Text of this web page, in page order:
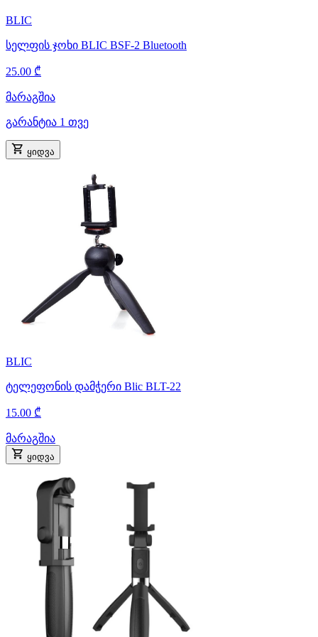
BLIC
სელფის ჯოხი BLIC BSF-2 Bluetooth
25.00 ₾
მარაგშია
გარანტია 1 თვე
ყიდვა
BLIC
ტელეფონის დამჭერი Blic BLT-22
15.00 ₾
მარაგშია
ყიდვა